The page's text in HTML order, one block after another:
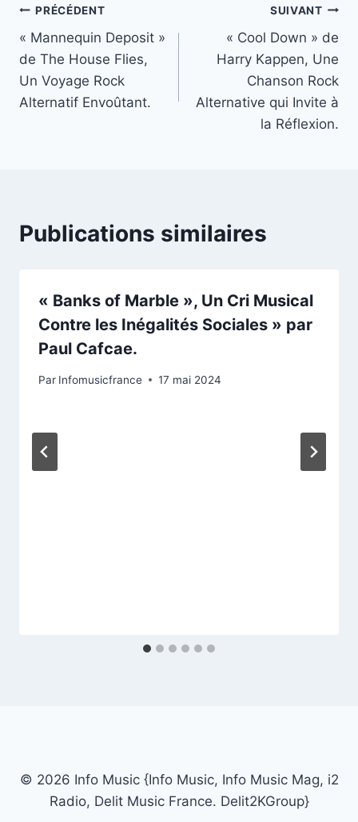
Navigation
de
l’article
PRÉCÉDENT
« Mannequin Deposit »
de The House Flies,
Un Voyage Rock
Alternatif Envoûtant.
SUIVANT
« Cool Down » de
Harry Kappen, Une
Chanson Rock
Alternative qui Invite à
la Réflexion.
Publications similaires
« Banks of Marble », Un Cri Musical
Contre les Inégalités Sociales » par
Paul Cafcae.
Par Infomusicfrance 17 mai 2024
© 2026 Info Music {Info Music, Info Music Mag, i2
Radio, Delit Music France. Delit2KGroup}